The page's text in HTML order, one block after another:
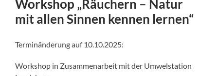
Workshop „Räuchern – Natur
mit allen Sinnen kennen lernen“
Terminänderung auf 10.10.2025:
Workshop in Zusammenarbeit mit der Umwelstation